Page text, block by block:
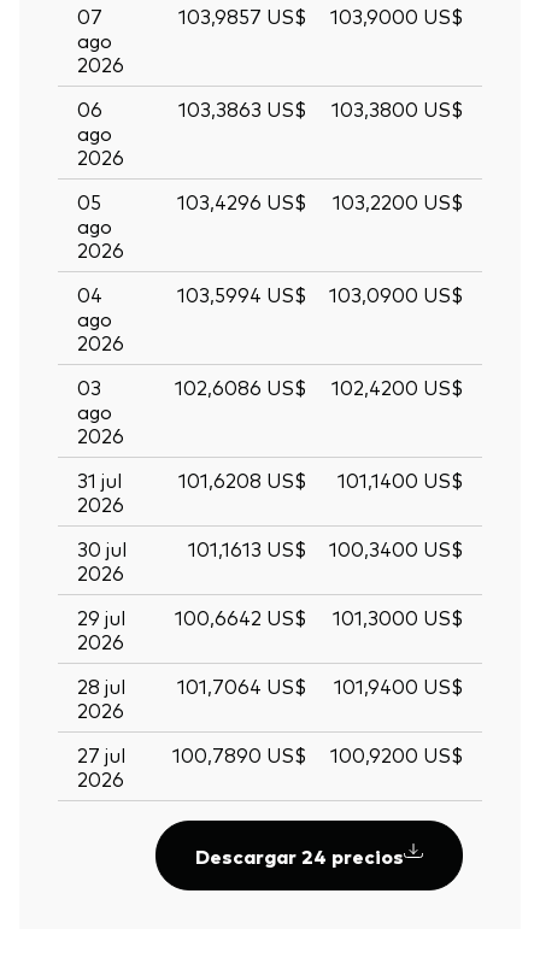
07
ago
2026
103,9857 US$ 103,9000 US$
06
ago
2026
103,3863 US$ 103,3800 US$
05
ago
2026
103,4296 US$ 103,2200 US$
04
ago
2026
103,5994 US$ 103,0900 US$
03
ago
2026
102,6086 US$ 102,4200 US$
31 jul
2026
101,6208 US$ 101,1400 US$
30 jul
2026
101,1613 US$ 100,3400 US$
29 jul
2026
100,6642 US$ 101,3000 US$
28 jul
2026
101,7064 US$ 101,9400 US$
27 jul
2026
100,7890 US$ 100,9200 US$
Descargar 24 precios